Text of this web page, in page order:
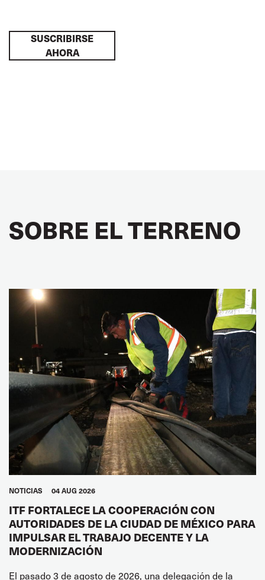
SUSCRIBIRSE
AHORA
SOBRE EL TERRENO
NOTICIAS 04 AUG 2026
ITF FORTALECE LA COOPERACIÓN CON
AUTORIDADES DE LA CIUDAD DE MÉXICO PARA
IMPULSAR EL TRABAJO DECENTE Y LA
MODERNIZACIÓN
El pasado 3 de agosto de 2026, una delegación de la